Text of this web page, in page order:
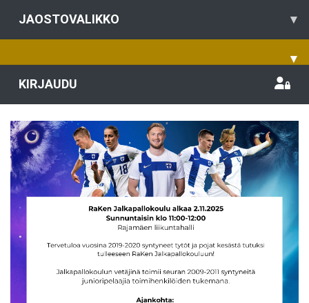
JAOSTOVALIKKO ▾
▾
KIRJAUDU